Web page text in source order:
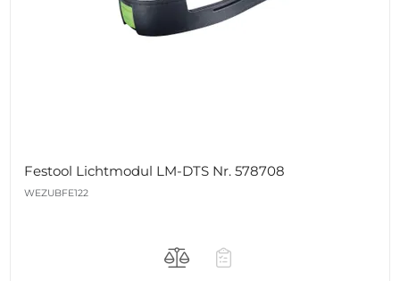
Festool Lichtmodul LM-DTS Nr. 578708
WEZUBFE122